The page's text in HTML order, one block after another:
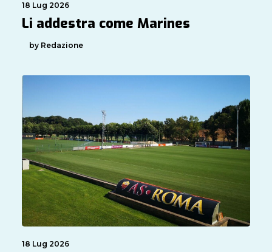
18 Lug 2026
Li addestra come Marines
by Redazione
18 Lug 2026